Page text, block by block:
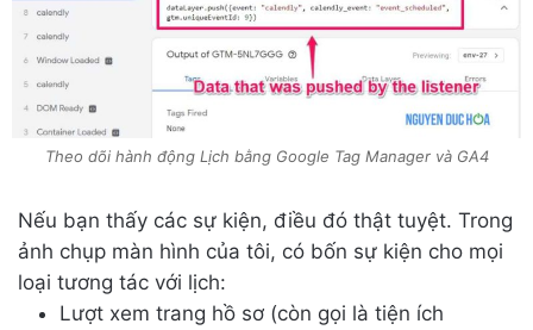
Theo dõi hành động Lịch bằng Google Tag Manager và GA4
Nếu bạn thấy các sự kiện, điều đó thật tuyệt. Trong
ảnh chụp màn hình của tôi, có bốn sự kiện cho mọi
loại tương tác với lịch:
Lượt xem trang hồ sơ (còn gọi là tiện ích